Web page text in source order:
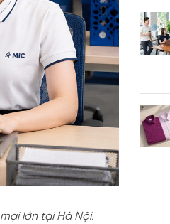
lớn tại Hà Nội.